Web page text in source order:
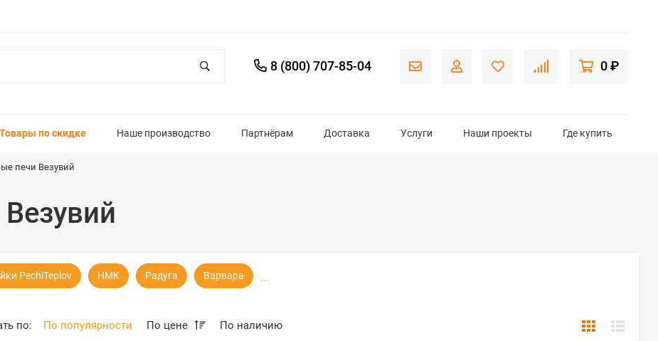
8 (800) 707-85-04 0 ₽
Товары по скидке Наше производство Партнёрам Доставка Услуги Наши проекты Где купить
печи Везувий
PechiTeplov НМК Радуга Варвара ...
по: По популярности По цене По наличию